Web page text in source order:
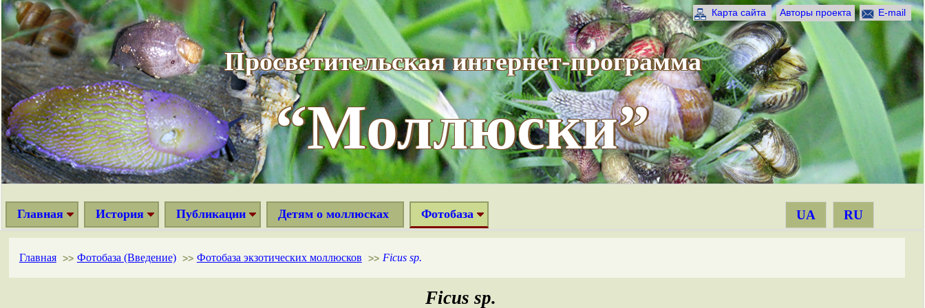
Карта сайта Авторы проекта E-mail
Просветительская интернет-программа
“Моллюски”
Главная История Публикации Детям о моллюсках Фотобаза UA RU
Главная >> Фотобаза (Введение) >> Фотобаза экзотических моллюсков >> Ficus sp.
Ficus sp.